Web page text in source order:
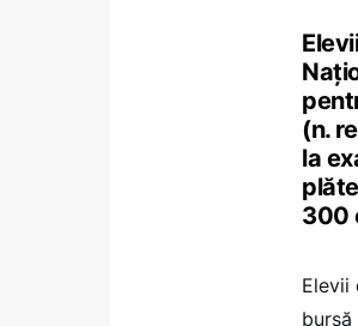
(n.
la
300
Elevii